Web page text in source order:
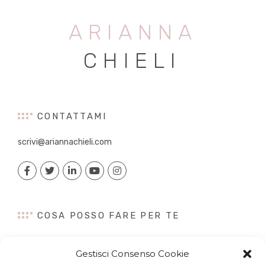
Gestisci Consenso Cookie
ARIANNA
CHIELI
CONTATTAMI
scrivi@ariannachieli.com
COSA POSSO FARE PER TE
Content Creation